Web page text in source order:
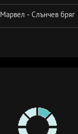
Марвел - Слънчев бряг